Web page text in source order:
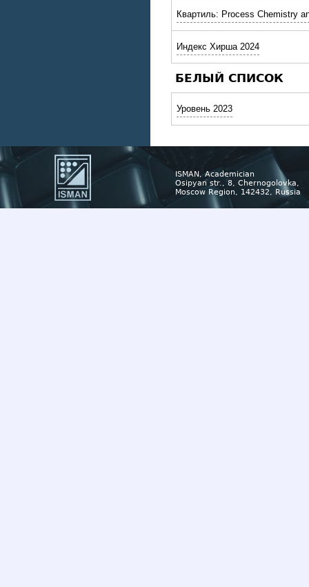
Квартиль: Process Chemistry
Индекс Хирша 2024
БЕЛЫЙ СПИСОК
Уровень 2023
ISMAN, Academician
Osipyan str., 8, Chernogolovka,
Moscow Region, 142432, Russia